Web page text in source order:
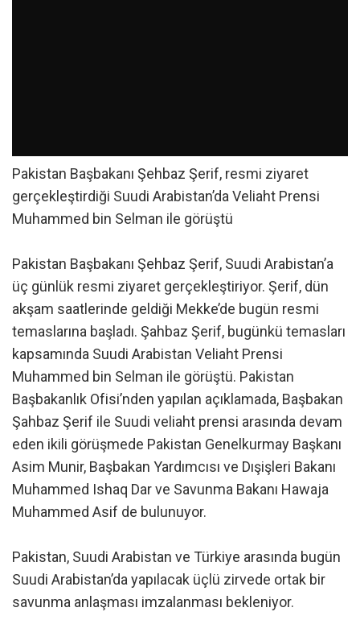
Pakistan Başbakanı Şehbaz Şerif, resmi ziyaret
gerçekleştirdiği Suudi Arabistan’da Veliaht Prensi
Muhammed bin Selman ile görüştü
Pakistan Başbakanı Şehbaz Şerif, Suudi Arabistan’a
üç günlük resmi ziyaret gerçekleştiriyor. Şerif, dün
akşam saatlerinde geldiği Mekke’de bugün resmi
temaslarına başladı. Şahbaz Şerif, bugünkü temasları
kapsamında Suudi Arabistan Veliaht Prensi
Muhammed bin Selman ile görüştü. Pakistan
Başbakanlık Ofisi’nden yapılan açıklamada, Başbakan
Şahbaz Şerif ile Suudi veliaht prensi arasında devam
eden ikili görüşmede Pakistan Genelkurmay Başkanı
Asim Munir, Başbakan Yardımcısı ve Dışişleri Bakanı
Muhammed Ishaq Dar ve Savunma Bakanı Hawaja
Muhammed Asif de bulunuyor.
Pakistan, Suudi Arabistan ve Türkiye arasında bugün
Suudi Arabistan’da yapılacak üçlü zirvede ortak bir
savunma anlaşması imzalanması bekleniyor.